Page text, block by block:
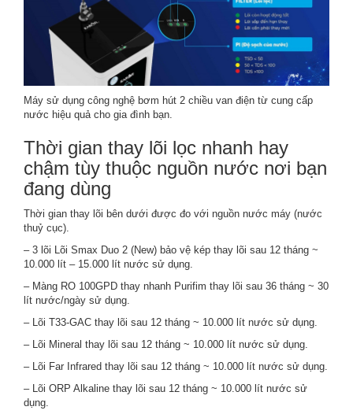
Máy sử dụng công nghệ bơm hút 2 chiều van điện từ cung cấp
nước hiệu quả cho gia đình bạn.
Thời gian thay lõi lọc nhanh hay
chậm tùy thuộc nguồn nước nơi bạn
đang dùng
Thời gian thay lõi bên dưới được đo với nguồn nước máy (nước
thuỷ cục).
– 3 lõi Lõi Smax Duo 2 (New) bảo vệ kép thay lõi sau 12 tháng ~
10.000 lít – 15.000 lít nước sử dụng.
– Màng RO 100GPD thay nhanh Purifim thay lõi sau 36 tháng ~ 30
lít nước/ngày sử dụng.
– Lõi T33-GAC thay lõi sau 12 tháng ~ 10.000 lít nước sử dụng.
– Lõi Mineral thay lõi sau 12 tháng ~ 10.000 lít nước sử dụng.
– Lõi Far Infrared thay lõi sau 12 tháng ~ 10.000 lít nước sử dụng.
– Lõi ORP Alkaline thay lõi sau 12 tháng ~ 10.000 lít nước sử
dụng.